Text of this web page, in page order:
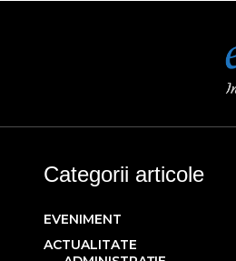
Categorii articole
EVENIMENT
ACTUALITATE